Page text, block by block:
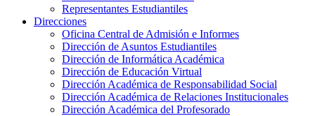
Representantes Estudiantiles
Direcciones
Oficina Central de Admisión e Informes
Dirección de Asuntos Estudiantiles
Dirección de Informática Académica
Dirección de Educación Virtual
Dirección Académica de Responsabilidad Social
Dirección Académica de Relaciones Institucionales
Dirección Académica del Profesorado